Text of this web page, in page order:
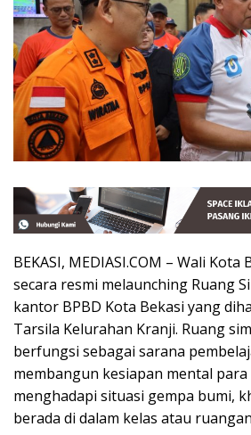
BEKASI, MEDIASI.COM – Wali
secara resmi melaunching Ruang
kantor BPBD Kota Bekasi yang
Tarsila Kelurahan Kranji. Ruang
berfungsi sebagai sarana
membangun kesiapan mental para
menghadapi situasi gempa bumi,
berada di dalam kelas atau